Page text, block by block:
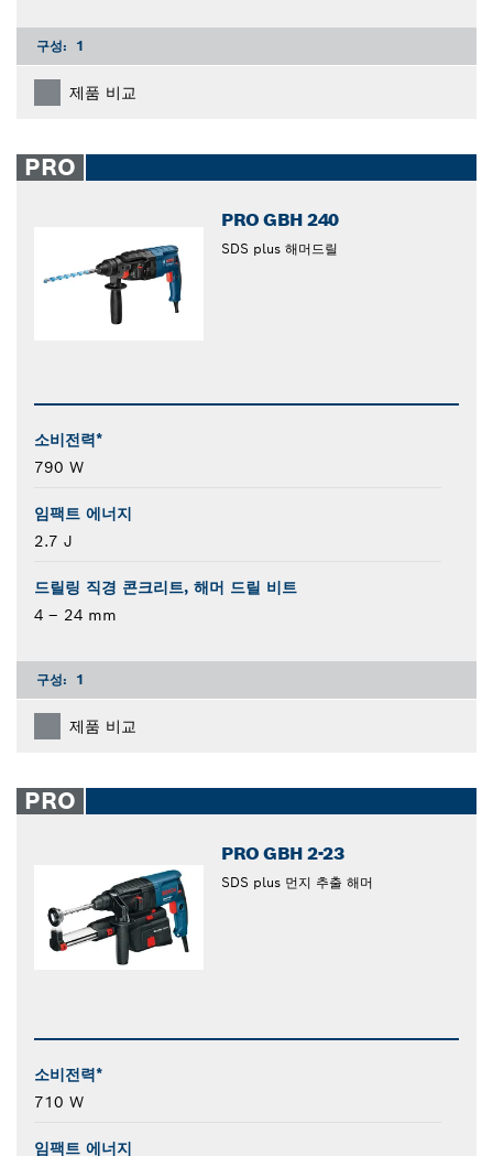
구성: 1
제품 비교
PRO
PRO GBH 240
SDS plus 해머드릴
소비전력*
790 W
임팩트 에너지
2.7 J
드릴링 직경 콘크리트, 해머 드릴 비트
4 – 24 mm
구성: 1
제품 비교
PRO
PRO GBH 2-23
SDS plus 먼지 추출 해머
소비전력*
710 W
임팩트 에너지